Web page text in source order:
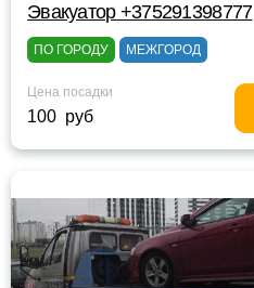
Эвакуатор +375291398777
ПО ГОРОДУ МЕЖГОРОД
Цена посадки
100 руб